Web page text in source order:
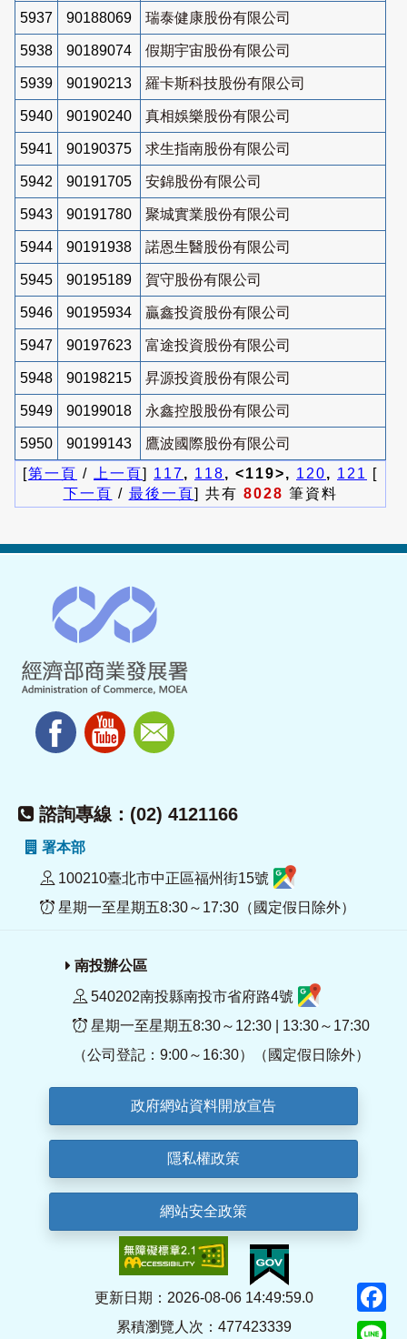
5937 90188069 瑞泰健康股份有限公司
5938 90189074 假期宇宙股份有限公司
5939 90190213 羅卡斯科技股份有限公司
5940 90190240 真相娛樂股份有限公司
5941 90190375 求生指南股份有限公司
5942 90191705 安錦股份有限公司
5943 90191780 聚城實業股份有限公司
5944 90191938 諾恩生醫股份有限公司
5945 90195189 賀守股份有限公司
5946 90195934 贏鑫投資股份有限公司
5947 90197623 富途投資股份有限公司
5948 90198215 昇源投資股份有限公司
5949 90199018 永鑫控股股份有限公司
5950 90199143
鷹波國際股份有限公司
[第一頁 / 上一頁] 117, 118, <119>, 120, 121
[
下一頁 / 最後一頁] 共有 8028 筆資料
諮詢專線：(02) 4121166
署本部
100210臺北市中正區福州街15號
星期一至星期五8:30～17:30（國定假日除外）
南投辦公區
540202南投縣南投市省府路4號
星期一至星期五8:30～12:30 | 13:30～17:30
（公司登記：9:00～16:30）（國定假日除外）
政府網站資料開放宣告
隱私權政策
網站安全政策
更新日期：2026-08-06 14:49:59.0
累積瀏覽人次：477423339